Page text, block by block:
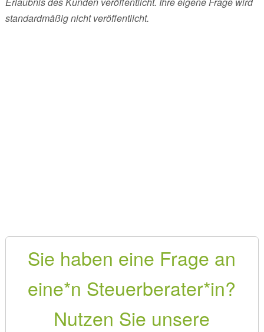
standardmäßig nicht veröffentlicht.
Sie haben eine Frage an
eine*n Steuerberater*in?
Nutzen Sie unsere